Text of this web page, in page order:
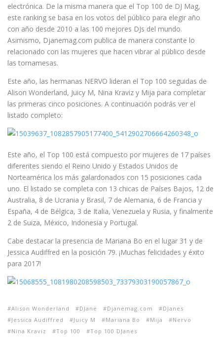
electrónica. De la misma manera que el Top 100 de DJ Mag,
este ranking se basa en los votos del público para elegir año
con año desde 2010 a las 100 mejores DJs del mundo.
Asimismo, Djanemag.com publica de manera constante lo
relacionado con las mujeres que hacen vibrar al público desde
las tornamesas.
Este año, las hermanas NERVO lideran el Top 100 seguidas de
Alison Wonderland, Juicy M, Nina Kraviz y Mija para completar
las primeras cinco posiciones. A continuación podrás ver el
listado completo:
Este año, el Top 100 está compuesto por mujeres de 17 países
diferentes siendo el Reino Unido y Estados Unidos de
Norteamérica los más galardonados con 15 posiciones cada
uno. El listado se completa con 13 chicas de Países Bajos, 12 de
Australia, 8 de Ucrania y Brasil, 7 de Alemania, 6 de Francia y
España, 4 de Bélgica, 3 de Italia, Venezuela y Rusia, y finalmente
2 de Suiza, México, Indonesia y Portugal.
Cabe destacar la presencia de Mariana Bo en el lugar 31 y de
Jessica Audiffred en la posición 79. ¡Muchas felicidades y éxito
para 2017!
Alison Wonderland DJane Djanemag.com
DJanes
Jessica Audiffred
Juicy M Mariana Bo Mija
Nervo
Nina Kraviz
Top 100 Top 100 DJanes